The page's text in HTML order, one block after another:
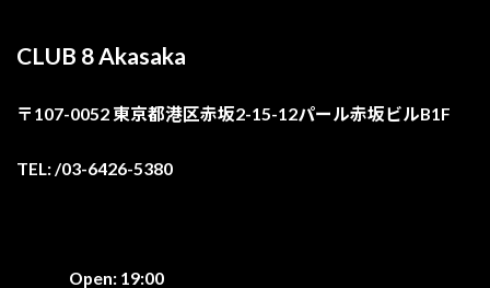
CLUB 8 Akasaka
〒107-0052 東京都港区赤坂2-15-12パール赤坂ビルB1F
TEL: /03-6426-5380
Open: 19:00